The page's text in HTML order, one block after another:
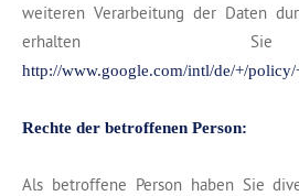
weiteren Verarbeitung der Daten
erhalten
http://www.google.com/intl/de/+/
Rechte der betroffenen Person:
Als betroffene Person haben Sie